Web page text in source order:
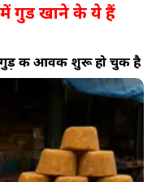
गुड खाने के ये हैं
गुड़ की आवक शुरू हो चुकी है